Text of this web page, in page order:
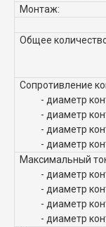
Монтаж:
Общее
Сопротивление
- диаметр
- диаметр
- диаметр
- диаметр
Максимальный
- диаметр
- диаметр
- диаметр
- диаметр